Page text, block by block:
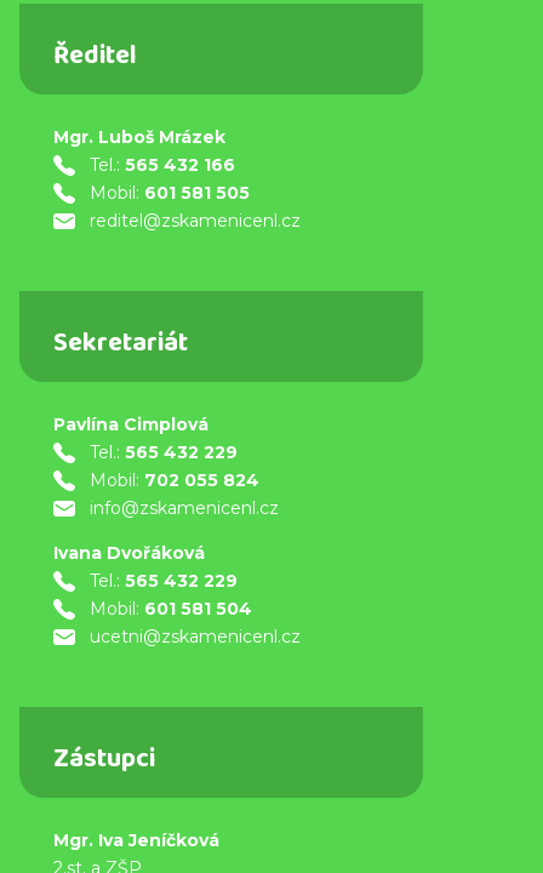
Ředitel
Mgr. Luboš Mrázek
Tel.: 565 432 166
Mobil: 601 581 505
reditel@zskamenicenl.cz
Sekretariát
Pavlína Cimplová
Tel.: 565 432 229
Mobil: 702 055 824
info@zskamenicenl.cz
Ivana Dvořáková
Tel.: 565 432 229
Mobil: 601 581 504
ucetni@zskamenicenl.cz
Zástupci
Mgr. Iva Jeníčková
2.st. a ZŠP